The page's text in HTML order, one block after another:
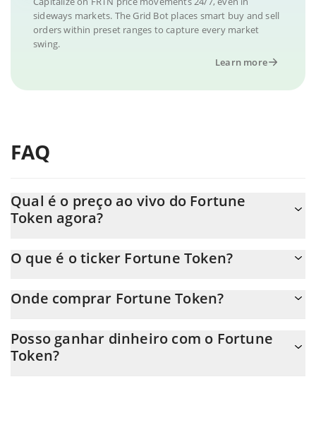
sideways markets. The Grid Bot places smart buy and sell
orders within preset ranges to capture every market
swing.
Learn more
FAQ
Qual é o preço ao vivo do Fortune
Token agora?
O que é o ticker Fortune Token?
Onde comprar Fortune Token?
transferência p2p. E a melhor maneira de trocar Fortune Token
é através de um bot de 3commas.
Posso ganhar dinheiro com o Fortune
Token?